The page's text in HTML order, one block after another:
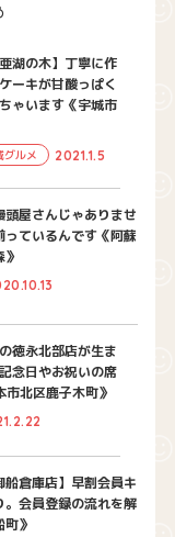
湖の木】丁寧に作
ーキが甘酸っぱく
ゃいます《宇城市
グルメ 2021.1.5
頭屋さんじゃありませ
っているんです《阿蘇
徳永北部店が生ま
念日やお祝いの席
北区鹿子木町》
船倉庫店】早割会員キ
。会員登録の流れを解
》